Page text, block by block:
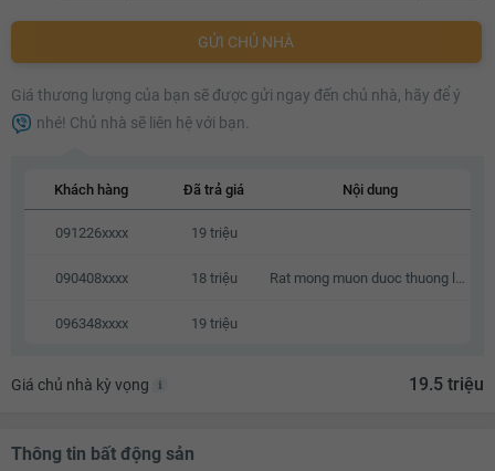
17.7 triệu
18 triệu
18.3 triệu
GỬI CHỦ NHÀ
Giá thương lượng của bạn sẽ được gửi ngay đến chủ nhà, hãy để ý
nhé! Chủ nhà sẽ liên hệ với bạn.
Khách hàng Đã trả giá Nội dung
091226xxxx 19 triệu
090408xxxx 18 triệu
096348xxxx 19 triệu
Giá chủ nhà kỳ vọng 19.5 triệu
Thông tin bất động sản